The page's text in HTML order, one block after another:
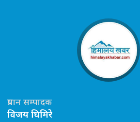
प्रधान सम्पादक
विजय घिमिरे